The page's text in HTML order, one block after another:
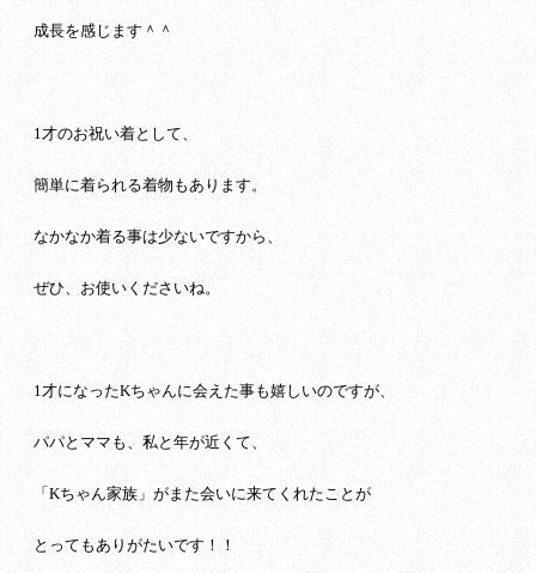
成長を感じます＾＾
1才のお祝い着として、
簡単に着られる着物もあります。
なかなか着る事は少ないですから、
ぜひ、お使いくださいね。
1才になったKちゃんに会えた事も嬉しいのですが、
パパとママも、私と年が近くて、
「Kちゃん家族」がまた会いに来てくれたことが
とってもありがたいです！！